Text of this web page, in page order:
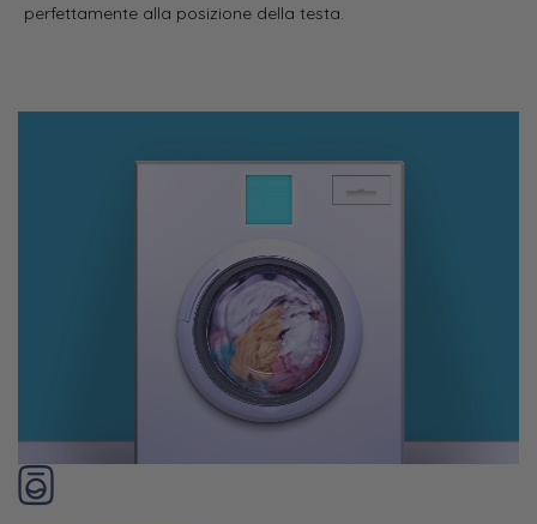
perfettamente alla posizione della testa.